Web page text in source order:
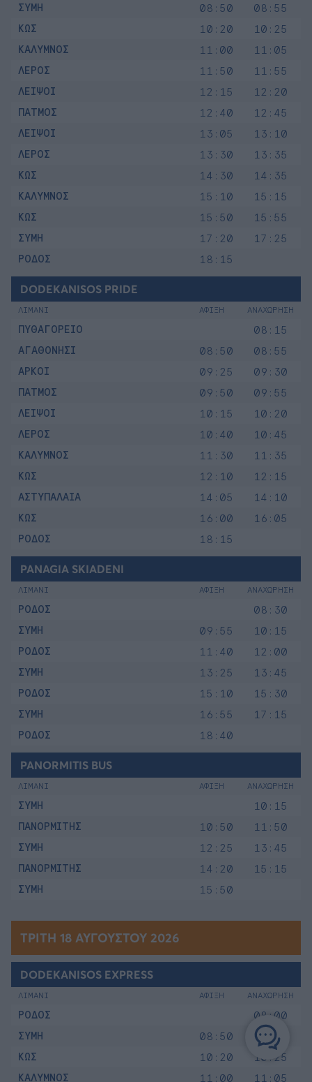
ΣΥΜΗ
08:50
08:55
ΚΩΣ
10:20
10:25
ΚΑΛΥΜΝΟΣ
11:00
11:05
ΛΕΡΟΣ
11:50
11:55
ΛΕΙΨΟΙ
12:15
12:20
ΠΑΤΜΟΣ
12:40
12:45
ΛΕΙΨΟΙ
13:05
13:10
ΛΕΡΟΣ
13:30
13:35
ΚΩΣ
14:30
14:35
ΚΑΛΥΜΝΟΣ
15:10
15:15
ΚΩΣ
15:50
15:55
ΣΥΜΗ
17:20
17:25
ΡΟΔΟΣ
18:15
DODEKANISOS PRIDE
ΛΙΜΑΝΙ ΑΦΙΞΗ ΑΝΑΧΩΡΗΣΗ
ΠΥΘΑΓΟΡΕΙΟ
08:15
ΑΓΑΘΟΝΗΣΙ
08:50
08:55
ΑΡΚΟΙ
09:25
09:30
ΠΑΤΜΟΣ
09:50
09:55
ΛΕΙΨΟΙ
10:15
10:20
ΛΕΡΟΣ
10:40
10:45
ΚΑΛΥΜΝΟΣ
11:30
11:35
ΚΩΣ
12:10
12:15
ΑΣΤΥΠΑΛΑΙΑ
14:05
14:10
ΚΩΣ
16:00
16:05
ΡΟΔΟΣ
18:15
PANAGIA SKIADENI
ΛΙΜΑΝΙ ΑΦΙΞΗ ΑΝΑΧΩΡΗΣΗ
ΡΟΔΟΣ
08:30
ΣΥΜΗ
09:55
10:15
ΡΟΔΟΣ
11:40
12:00
ΣΥΜΗ
13:25
13:45
ΡΟΔΟΣ
15:10
15:30
ΣΥΜΗ
16:55
17:15
ΡΟΔΟΣ
18:40
PANORMITIS BUS
ΛΙΜΑΝΙ ΑΦΙΞΗ ΑΝΑΧΩΡΗΣΗ
ΣΥΜΗ
10:15
ΠΑΝΟΡΜΙΤΗΣ
10:50
11:50
ΣΥΜΗ
12:25
13:45
ΠΑΝΟΡΜΙΤΗΣ
14:20
15:15
ΣΥΜΗ
15:50
ΤΡΊΤΗ 18 ΑΥΓΟΎΣΤΟΥ 2026
DODEKANISOS EXPRESS
ΛΙΜΑΝΙ ΑΦΙΞΗ ΑΝΑΧΩΡΗΣΗ
ΡΟΔΟΣ
08:00
ΣΥΜΗ
08:50
08:55
ΚΩΣ
10:20
10:25
ΚΑΛΥΜΝΟΣ
11:00 11:05